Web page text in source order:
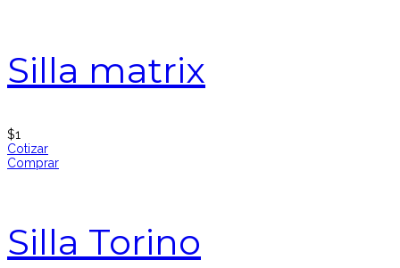
Silla matrix
$1
Cotizar
Comprar
Silla Torino